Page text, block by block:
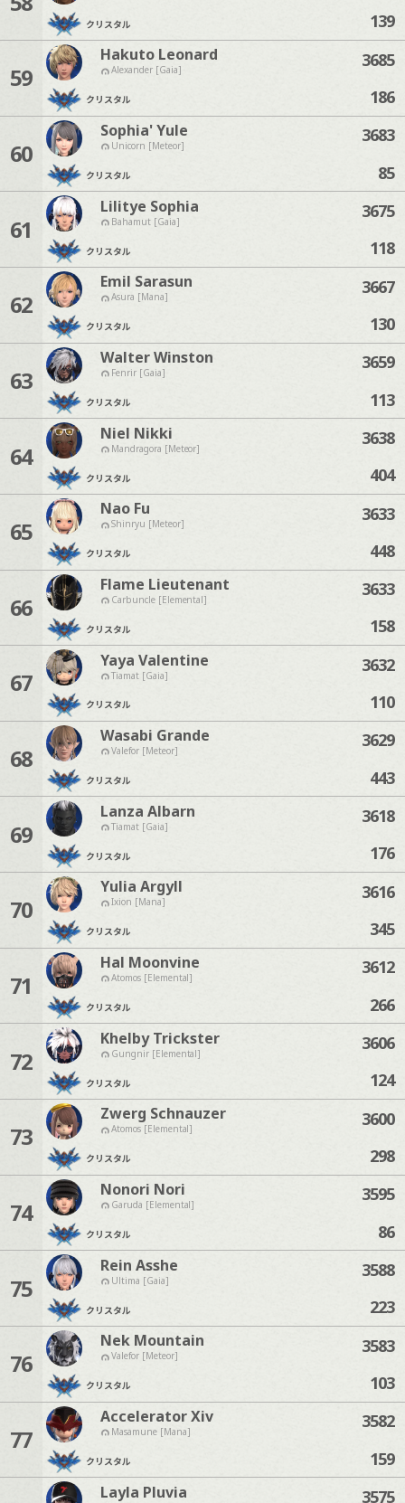
クリスタル
139
59
Hakuto Leonard
Alexander [Gaia]
クリスタル
3685
186
60
Sophia' Yule
Unicorn [Meteor]
クリスタル
3683
85
61
Lilitye Sophia
Bahamut [Gaia]
クリスタル
3675
118
62
Emil Sarasun
Asura [Mana]
クリスタル
3667
130
63
Walter Winston
Fenrir [Gaia]
クリスタル
3659
113
64
Niel Nikki
Mandragora [Meteor]
クリスタル
3638
404
65
Nao Fu
Shinryu [Meteor]
クリスタル
3633
448
66
Flame Lieutenant
Carbuncle [Elemental]
クリスタル
3633
158
67
Yaya Valentine
Tiamat [Gaia]
クリスタル
3632
110
68
Wasabi Grande
Valefor [Meteor]
クリスタル
3629
443
69
Lanza Albarn
Tiamat [Gaia]
クリスタル
3618
176
70
Yulia Argyll
Ixion [Mana]
クリスタル
3616
345
71
Hal Moonvine
Atomos [Elemental]
クリスタル
3612
266
72
Khelby Trickster
Gungnir [Elemental]
クリスタル
3606
124
73
Zwerg Schnauzer
Atomos [Elemental]
クリスタル
3600
298
74
Nonori Nori
Garuda [Elemental]
クリスタル
3595
86
75
Rein Asshe
Ultima [Gaia]
クリスタル
3588
223
76
Nek Mountain
Valefor [Meteor]
クリスタル
3583
103
77
Accelerator Xiv
Masamune [Mana]
クリスタル
3582
159
Layla Pluvia 3575